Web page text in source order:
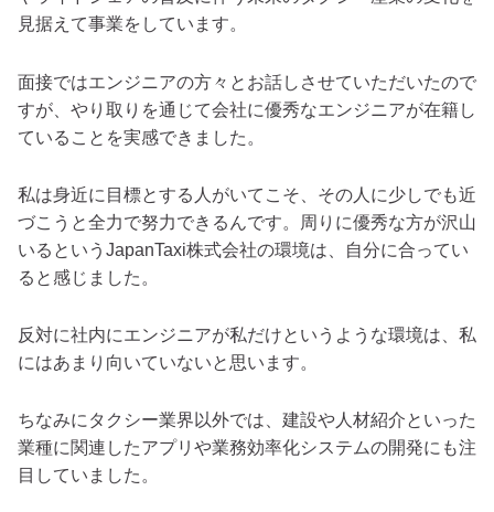
見据えて事業をしています。
面接ではエンジニアの方々とお話しさせていただいたので
すが、やり取りを通じて会社に優秀なエンジニアが在籍し
ていることを実感できました。
私は身近に目標とする人がいてこそ、その人に少しでも近
づこうと全力で努力できるんです。周りに優秀な方が沢山
いるというJapanTaxi株式会社の環境は、自分に合ってい
ると感じました。
反対に社内にエンジニアが私だけというような環境は、私
にはあまり向いていないと思います。
ちなみにタクシー業界以外では、建設や人材紹介といった
業種に関連したアプリや業務効率化システムの開発にも注
目していました。